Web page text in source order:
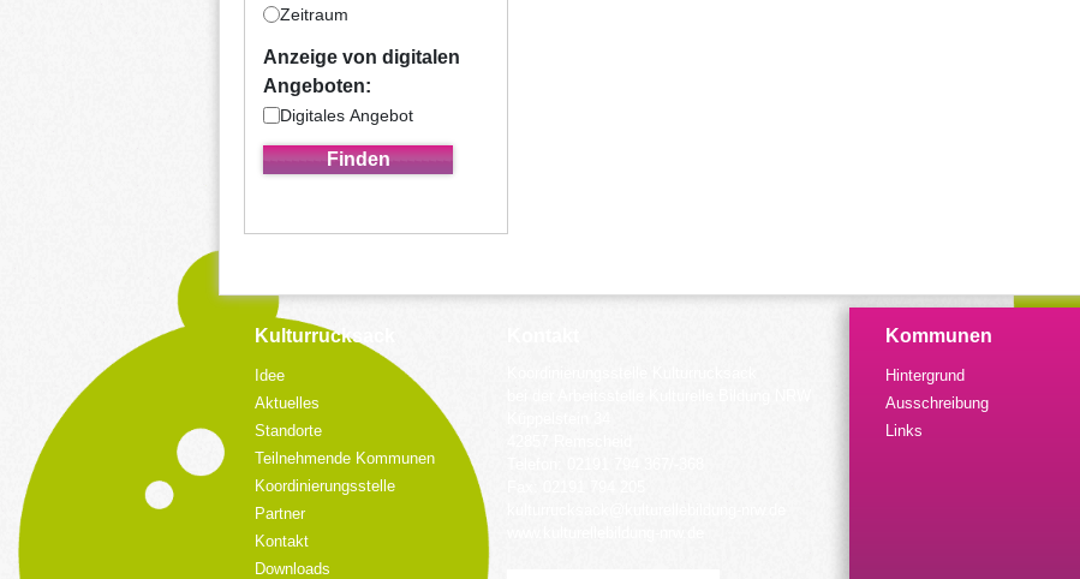
Zeitraum
Anzeige von digitalen
Angeboten:
Digitales Angebot
Kulturrucksack
Idee
Aktuelles
Standorte
Teilnehmende Kommunen
Koordinierungsstelle
Partner
Kontakt
Downloads
Kommunen
Hintergrund
Ausschreibung
Links